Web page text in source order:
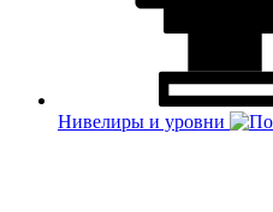
Нивелиры и уровни